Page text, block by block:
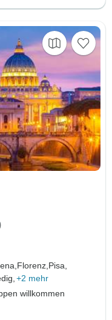
Florenz,Pisa,
+2 mehr
willkommen